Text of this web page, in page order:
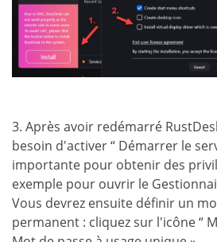
3. Après avoir redémarré
besoin d'activer “ Démarrer le
importante pour obtenir des
exemple pour ouvrir le
Vous devrez ensuite définir un
permanent : cliquez sur l'icône “